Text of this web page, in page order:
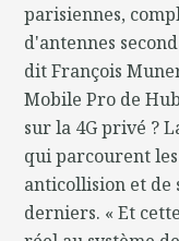
parisiennes,
d'antennes
dit François
Mobile Pro de
sur la 4G privé ?
qui parcourent
anticollision et de
derniers. « Et